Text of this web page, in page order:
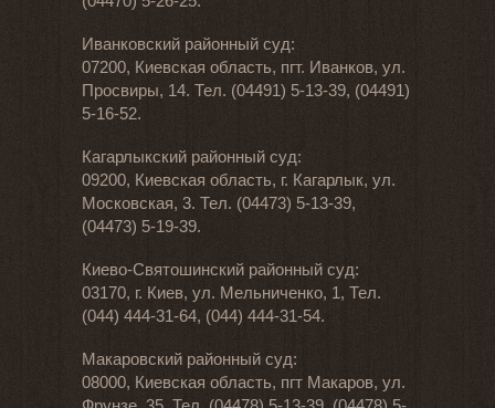
Иванковский районный суд:
07200, Киевская область, пгт. Иванков, ул.
Просвиры, 14. Тел. (04491) 5-13-39, (04491)
5-16-52.
Кагарлыкский районный суд:
09200, Киевская область, г. Кагарлык, ул.
Московская, 3. Тел. (04473) 5-13-39,
(04473) 5-19-39.
Киево-Святошинский районный суд:
03170, г. Киев, ул. Мельниченко, 1, Тел.
(044) 444-31-64, (044) 444-31-54.
Макаровский районный суд:
08000, Киевская область, пгт Макаров, ул.